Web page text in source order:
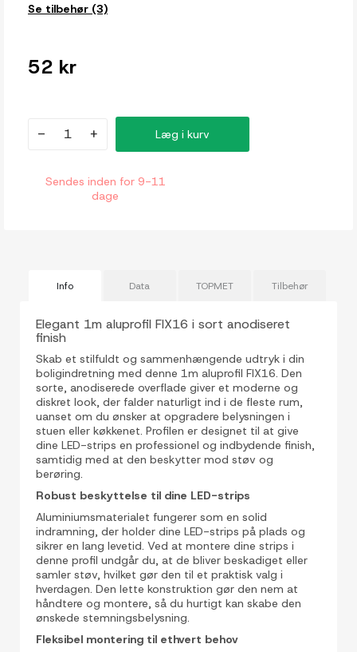
Se tilbehør (3)
52 kr
- + Læg i kurv
Sendes inden for 9-11
dage
Info Data TOPMET Tilbehør
Elegant 1m aluprofil FIX16 i sort anodiseret
finish
Skab et stilfuldt og sammenhængende udtryk i din
boligindretning med denne 1m aluprofil FIX16. Den
sorte, anodiserede overflade giver et moderne og
diskret look, der falder naturligt ind i de fleste rum,
uanset om du ønsker at opgradere belysningen i
stuen eller køkkenet. Profilen er designet til at give
dine LED-strips en professionel og indbydende finish,
samtidig med at den beskytter mod støv og
berøring.
Robust beskyttelse til dine LED-strips
Aluminiumsmaterialet fungerer som en solid
indramning, der holder dine LED-strips på plads og
sikrer en lang levetid. Ved at montere dine strips i
denne profil undgår du, at de bliver beskadiget eller
samler støv, hvilket gør den til et praktisk valg i
hverdagen. Den lette konstruktion gør den nem at
håndtere og montere, så du hurtigt kan skabe den
ønskede stemningsbelysning.
Fleksibel montering til ethvert behov